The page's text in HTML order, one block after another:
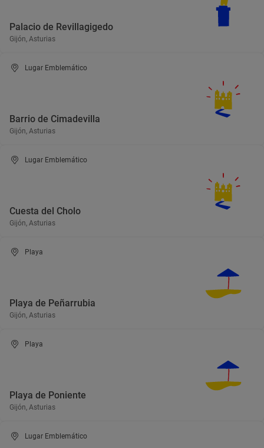
Palacio de Revillagigedo
Gijón, Asturias
Lugar Emblemático
Barrio de Cimadevilla
Gijón, Asturias
Lugar Emblemático
Cuesta del Cholo
Gijón, Asturias
Playa
Playa de Peñarrubia
Gijón, Asturias
Playa
Playa de Poniente
Gijón, Asturias
Lugar Emblemático